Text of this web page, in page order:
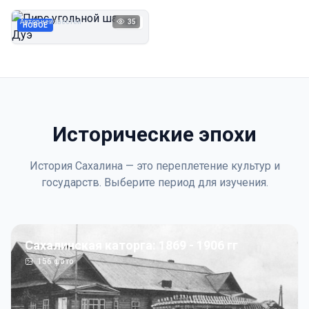
НОВОЕ 1923
Автор неизвестен 35
Исторические эпохи
История Сахалина — это переплетение культур и
государств. Выберите период для изучения.
Сахалинская каторга: 1869 - 1906 гг
156фото